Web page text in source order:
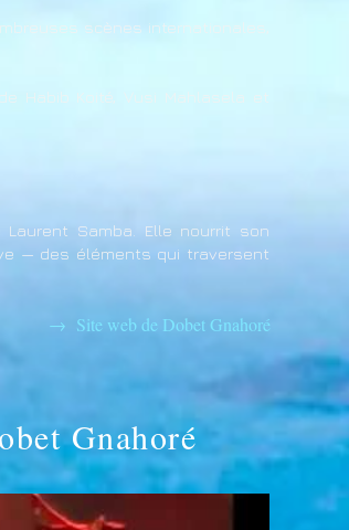
scènes internationales,
Habib Koité, Vusi Mahlasela et
Samba. Elle nourrit son
— des éléments qui traversent
→ Site web de Dobet Gnahoré
Gnahoré